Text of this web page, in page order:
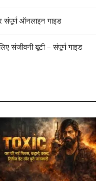
संपूर्ण ऑनलाइन गाइड
संजीवनी बूटी – संपूर्ण गाइड